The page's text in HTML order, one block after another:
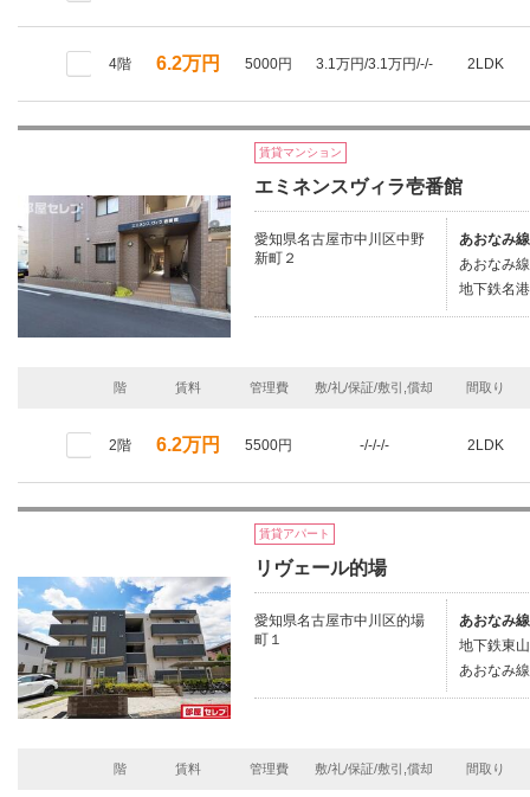
4階 6.2万円 5000円 3.1万円/3.1万円/-/- 2LDK
賃貸マンション
エミネンスヴィラ壱番館
愛知県名古屋市中川区中野
新町２
あおなみ
あおなみ
地下鉄名
階 賃料 管理費 敷/礼/保証/敷引,償却 間取り
2階 6.2万円 5500円 -/-/-/- 2LDK
賃貸アパート
リヴェール的場
愛知県名古屋市中川区的場
町１
あおなみ
地下鉄東
あおなみ
階 賃料 管理費 敷/礼/保証/敷引,償却 間取り